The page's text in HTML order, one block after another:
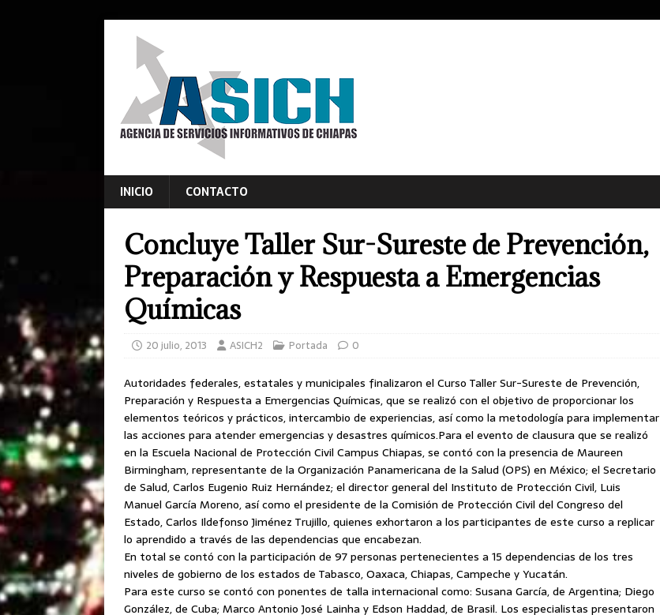
INICIO CONTACTO
Concluye Taller Sur-Sureste de Prevención,
Preparación y Respuesta a Emergencias
Químicas
20 julio, 2013 ASICH2 Portada 0
Autoridades federales, estatales y municipales finalizaron el Curso Taller Sur-Sureste de Prevención,
Preparación y Respuesta a Emergencias Químicas, que se realizó con el objetivo de proporcionar los
elementos teóricos y prácticos, intercambio de experiencias, así como la metodología para implementar
las acciones para atender emergencias y desastres químicos.Para el evento de clausura que se realizó
en la Escuela Nacional de Protección Civil Campus Chiapas, se contó con la presencia de Maureen
Birmingham, representante de la Organización Panamericana de la Salud (OPS) en México; el Secretario
de Salud, Carlos Eugenio Ruiz Hernández; el director general del Instituto de Protección Civil, Luis
Manuel García Moreno, así como el presidente de la Comisión de Protección Civil del Congreso del
Estado, Carlos Ildefonso Jiménez Trujillo, quienes exhortaron a los participantes de este curso a replicar
lo aprendido a través de las dependencias que encabezan.
En total se contó con la participación de 97 personas pertenecientes a 15 dependencias de los tres
niveles de gobierno de los estados de Tabasco, Oaxaca, Chiapas, Campeche y Yucatán.
Para este curso se contó con ponentes de talla internacional como: Susana García, de Argentina; Diego
González, de Cuba; Marco Antonio José Lainha y Edson Haddad, de Brasil. Los especialistas presentaron